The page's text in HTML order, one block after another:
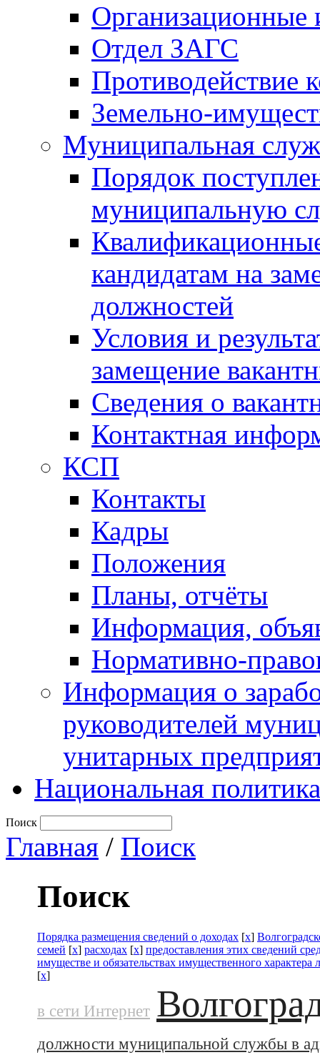
Отдел ЗАГС
Противодействие
Земельно-
Муниципальная
Порядок
муниципальную
кандидатам на
должностей
Условия и
замещение
Сведения о
Контактная
КСП
Контакты
Кадры
Положения
Планы, отчёты
Информация,
Нормативно-
Информация о
руководителей
унитарных
Национальная политика
Поиск
Главная / Поиск
Поиск
Порядка размещения сведений о доходах [x]
семей [x] расходах [x] предоставления этих сведений
имуществе и обязательствах имущественного характера
[x]
в сети Интернет
должности муниципальной службы в